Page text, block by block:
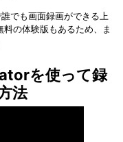
でも画面録画ができる上
の体験版もあるため、ま
を使って録
法